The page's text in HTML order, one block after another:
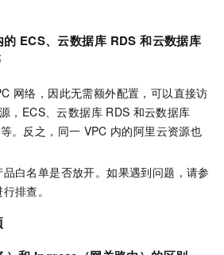
的 ECS、云数据库 RDS 和云数据库
网络，因此无需额外配置，可以直接访
，ECS、云数据库 RDS 和云数据库
。反之，同一 VPC 内的阿里云资源也
白名单是否放开。如果遇到问题，请参
排查。